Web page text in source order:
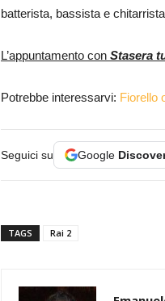
batterista, bassista e
L’appuntamento con Stasera
Potrebbe interessarvi: Fiorello
Seguici su Google
TAGS Rai 2